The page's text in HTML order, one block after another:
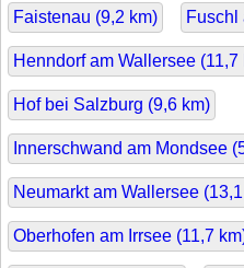
Faistenau (9,2 km) Fuschl
Henndorf am Wallersee (11,7
Hof bei Salzburg (9,6 km)
Innerschwand am Mondsee (
Neumarkt am Wallersee (13,1
Oberhofen am Irrsee (11,7